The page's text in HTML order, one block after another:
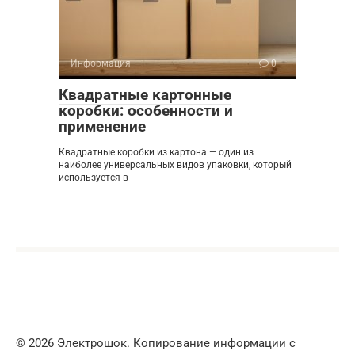
Информация 0
Квадратные картонные
коробки: особенности и
применение
Квадратные коробки из картона — один из
наиболее универсальных видов упаковки, который
используется в
© 2026 Электрошок. Копирование информации с